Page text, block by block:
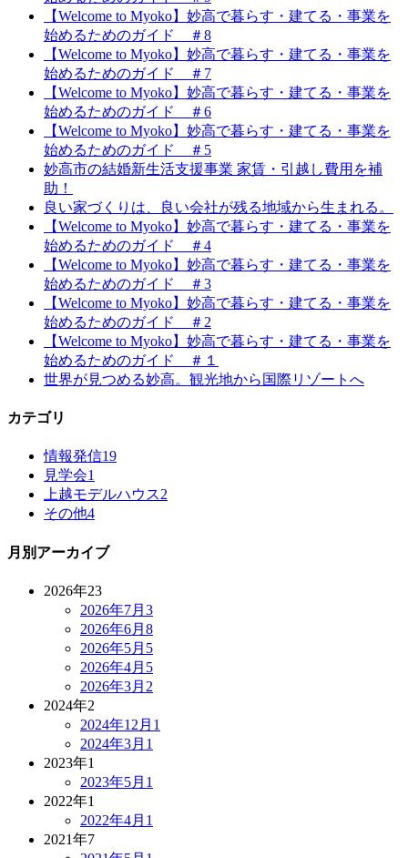
【Welcome to Myoko】妙高で暮らす・建てる・事業を
始めるためのガイド ＃8
【Welcome to Myoko】妙高で暮らす・建てる・事業を
始めるためのガイド ＃7
【Welcome to Myoko】妙高で暮らす・建てる・事業を
始めるためのガイド ＃6
【Welcome to Myoko】妙高で暮らす・建てる・事業を
始めるためのガイド ＃5
妙高市の結婚新生活支援事業 家賃・引越し費用を補
助！
良い家づくりは、良い会社が残る地域から生まれる。
【Welcome to Myoko】妙高で暮らす・建てる・事業を
始めるためのガイド ＃4
【Welcome to Myoko】妙高で暮らす・建てる・事業を
始めるためのガイド ＃3
【Welcome to Myoko】妙高で暮らす・建てる・事業を
始めるためのガイド ＃2
【Welcome to Myoko】妙高で暮らす・建てる・事業を
始めるためのガイド ＃１
世界が見つめる妙高。観光地から国際リゾートへ
カテゴリ
情報発信19
見学会1
上越モデルハウス2
その他4
月別アーカイブ
2026年23
2026年7月 3
2026年6月 8
2026年5月 5
2026年4月 5
2026年3月 2
2024年2
2024年12月 1
2024年3月 1
2023年1
2023年5月 1
2022年1
2022年4月 1
2021年7